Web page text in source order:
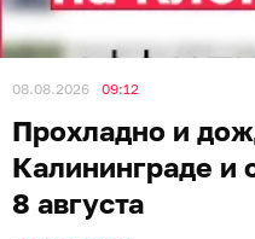
08.08.2026 09:12
Прохладно и
Калининграде и
8 августа